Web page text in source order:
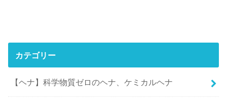
カテゴリー
【ヘナ】科学物質ゼロのヘナ、ケミカルヘナ